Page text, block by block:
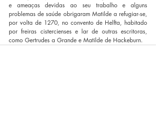
e ameaças devidas ao seu trabalho e alguns
problemas de saúde obrigaram Matilde a refugiar-se,
por volta de 1270, no convento de Helfta, habitado
por freiras cistercienses e lar de outras escritoras,
como Gertrudes a Grande e Matilde de Hackeburn.